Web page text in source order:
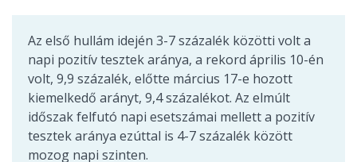
Az első hullám idején 3-7 százalék közötti volt a
napi pozitív tesztek aránya, a rekord április 10-én
volt, 9,9 százalék, előtte március 17-e hozott
kiemelkedő arányt, 9,4 százalékot. Az elmúlt
időszak felfutó napi esetszámai mellett a pozitív
tesztek aránya ezúttal is 4-7 százalék között
mozog napi szinten.